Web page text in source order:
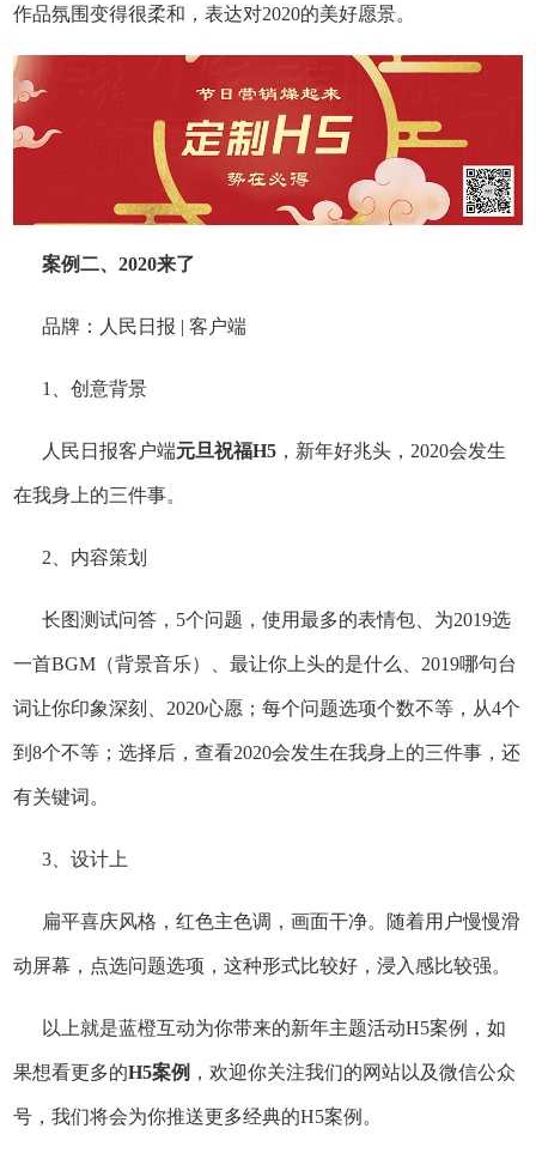
作品氛围变得很柔和，表达对2020的美好愿景。
案例二、2020来了
品牌：人民日报 | 客户端
1、创意背景
人民日报客户端元旦祝福H5 ，新年好兆头，2020会发生
在我身上的三件事。
2、内容策划
长图测试问答，5个问题，使用最多的表情包、为2019选
一首BGM（背景音乐）、最让你上头的是什么、2019哪句台
词让你印象深刻、2020心愿；每个问题选项个数不等，从4个
到8个不等；选择后，查看2020会发生在我身上的三件事，还
有关键词。
3、设计上
扁平喜庆风格，红色主色调，画面干净。随着用户慢慢滑
动屏幕，点选问题选项，这种形式比较好，浸入感比较强。
以上就是蓝橙互动为你带来的新年主题活动H5案例，如
果想看更多的H5案例 ，欢迎你关注我们的网站以及微信公众
号，我们将会为你推送更多经典的H5案例。